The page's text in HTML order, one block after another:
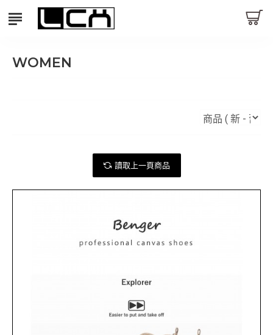
WOMEN
讀取上一頁商品